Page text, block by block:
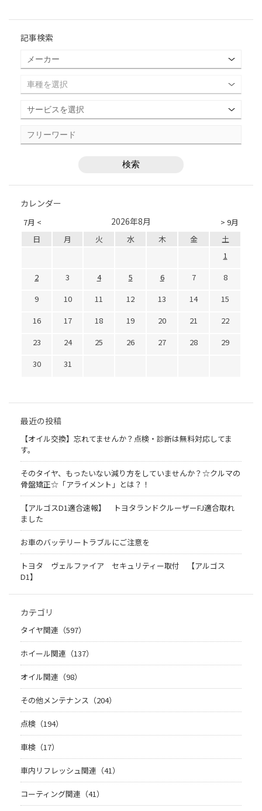
記事検索
カレンダー
7月 < > 9月
2026年8月
日 月 火 水 木 金
土
1
2
3 4 5 6 7
8
9
10 11 12 13 14
15
16
17 18 19 20 21
22
23
24 25 26 27 28
29
30
31
最近の投稿
【オイル交換】忘れてませんか？点検・診断は無料対応してま
す。
そのタイヤ、もったいない減り方をしていませんか？☆クルマの
骨盤矯正☆「アライメント」とは？！
【アルゴスD1適合速報】 トヨタランドクルーザーFJ適合取れ
ました
お車のバッテリートラブルにご注意を
トヨタ ヴェルファイア セキュリティー取付 【アルゴス
D1】
カテゴリ
タイヤ関連（597）
ホイール関連（137）
オイル関連（98）
その他メンテナンス（204）
点検（194）
車検（17）
車内リフレッシュ関連（41）
コーティング関連（41）